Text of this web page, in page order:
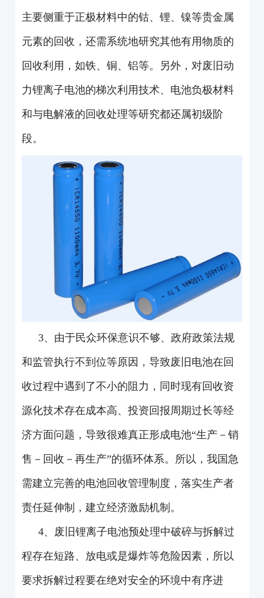
主要侧重于正极材料中的钴、锂、镍等贵金属
元素的回收，还需系统地研究其他有用物质的
回收利用，如铁、铜、铝等。另外，对废旧动
力锂离子电池的梯次利用技术、电池负极材料
和与电解液的回收处理等研究都还属初级阶
段。
3、由于民众环保意识不够、政府政策法规
和监管执行不到位等原因，导致废旧电池在回
收过程中遇到了不小的阻力，同时现有回收资
源化技术存在成本高、投资回报周期过长等经
济方面问题，导致很难真正形成电池“生产－销
售－回收－再生产”的循环体系。所以，我国急
需建立完善的电池回收管理制度，落实生产者
责任延伸制，建立经济激励机制。
4、废旧锂离子电池预处理中破碎与拆解过
程存在短路、放电或是爆炸等危险因素，所以
要求拆解过程要在绝对安全的环境中有序进